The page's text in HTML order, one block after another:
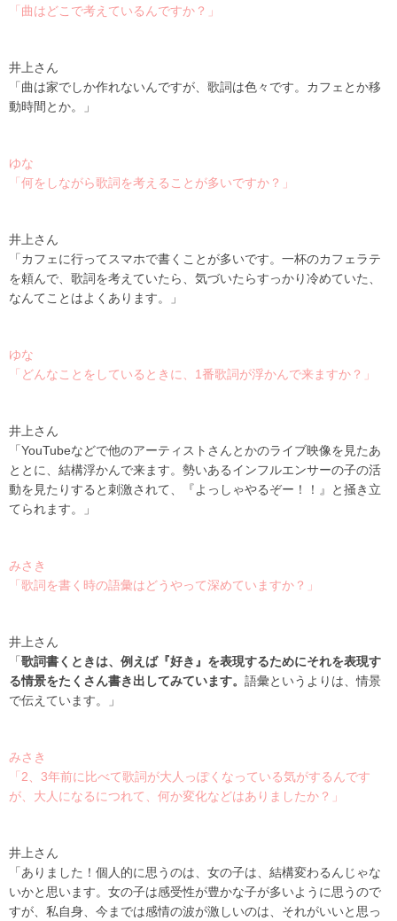
「曲はどこで考えているんですか？」
井上さん
「曲は家でしか作れないんですが、歌詞は色々です。カフェとか移
動時間とか。」
ゆな
「何をしながら歌詞を考えることが多いですか？」
井上さん
「カフェに行ってスマホで書くことが多いです。一杯のカフェラテ
を頼んで、歌詞を考えていたら、気づいたらすっかり冷めていた、
なんてことはよくあります。」
ゆな
「どんなことをしているときに、1番歌詞が浮かんで来ますか？」
井上さん
「YouTubeなどで他のアーティストさんとかのライブ映像を見たあ
ととに、結構浮かんで来ます。勢いあるインフルエンサーの子の活
動を見たりすると刺激されて、『よっしゃやるぞー！！』と掻き立
てられます。」
みさき
「歌詞を書く時の語彙はどうやって深めていますか？」
井上さん
「歌詞書くときは、例えば『好き』を表現するためにそれを表現す
る情景をたくさん書き出してみています。 語彙というよりは、情景
で伝えています。」
みさき
「2、3年前に比べて歌詞が大人っぽくなっている気がするんです
が、大人になるにつれて、何か変化などはありましたか？」
井上さん
「ありました！個人的に思うのは、女の子は、結構変わるんじゃな
いかと思います。女の子は感受性が豊かな子が多いように思うので
すが、私自身、今までは感情の波が激しいのは、それがいいと思っ